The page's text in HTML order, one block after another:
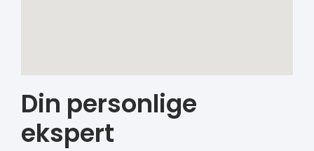
Din personlige
ekspert